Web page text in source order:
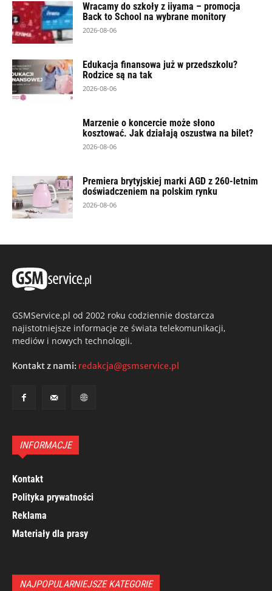
Wracamy do szkoły z iiyama – promocja
Back to School na wybrane monitory
2026-08-06
Edukacja finansowa już w przedszkolu?
Rodzice są na tak
2026-08-06
Marzenie o koncercie może słono
kosztować. Jak działają oszustwa na bilet?
2026-08-06
Premiera brytyjskiej marki AGD z 260-letnim
doświadczeniem na polskim rynku
2026-08-06
GSMService.pl od 2002 roku codziennie dostarcza
najistotniejsze informacje ze świata telekomunikacji,
mediów i nowych technologii.
Kontakt z nami: redakcja@gsmservice.pl
INFORMACJE
Kontakt
Polityka prywatności
Reklama
Materiały dla prasy
NAJPOPULARNIEJSZE KATEGORIE